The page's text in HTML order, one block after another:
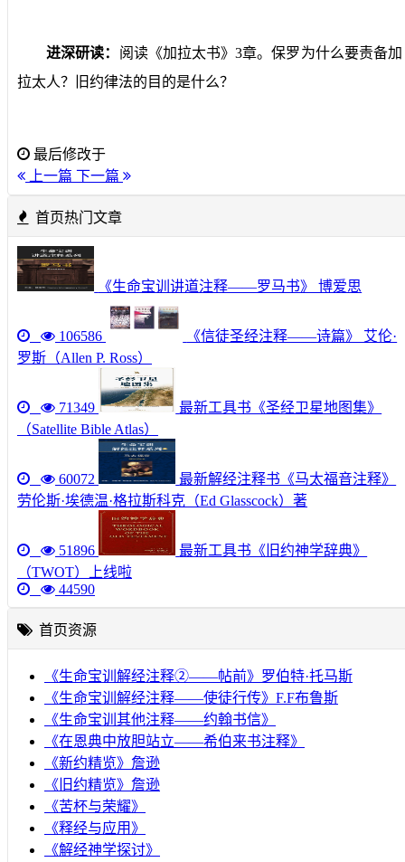
进深研读： 阅读《加拉太书》3章。保罗为什么要责备加
拉太人？旧约律法的目的是什么？
最后修改于
上一篇 下一篇
首页热门文章
《生命宝训讲道注释——罗马书》 博爱思
106586
《信徒圣经注释——诗篇》 艾伦·
罗斯（Allen P. Ross）
71349
最新工具书《圣经卫星地图集》
（Satellite Bible Atlas）
60072
最新解经注释书《马太福音注释》
劳伦斯·埃德温·格拉斯科克（Ed Glasscock）著
51896
最新工具书《旧约神学辞典》
（TWOT）上线啦
44590
首页资源
《生命宝训解经注释②——帖前》罗伯特·托马斯
《生命宝训解经注释——使徒行传》F.F布鲁斯
《生命宝训其他注释——约翰书信》
《在恩典中放胆站立——希伯来书注释》
《新约精览》詹逊
《旧约精览》詹逊
《苦杯与荣耀》
《释经与应用》
《解经神学探讨》